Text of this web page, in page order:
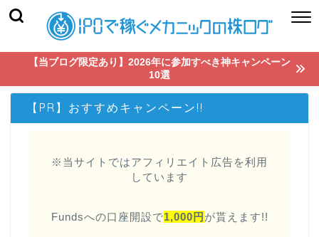
【当ブログ限定あり】2026年に参加すべき神キャンペーン
10選
【PR】おすすめキャンペーン!!
※当サイトではアフィリエイト広告を利用
しています
Fundsへの口座開設で1,000円 が貰えます!!